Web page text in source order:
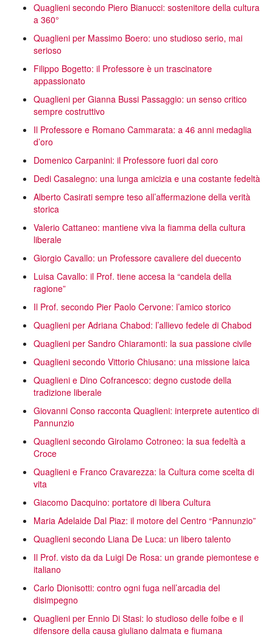
Quaglieni secondo Piero Bianucci: sostenitore della cultura
a 360°
Quaglieni per Massimo Boero: uno studioso serio, mai
serioso
Filippo Bogetto: il Professore è un trascinatore
appassionato
Quaglieni per Gianna Bussi Passaggio: un senso critico
sempre costruttivo
Il Professore e Romano Cammarata: a 46 anni medaglia
d’oro
Domenico Carpanini: il Professore fuori dal coro
Dedi Casalegno: una lunga amicizia e una costante fedeltà
Alberto Casirati sempre teso all’affermazione della verità
storica
Valerio Cattaneo: mantiene viva la fiamma della cultura
liberale
Giorgio Cavallo: un Professore cavaliere del duecento
Luisa Cavallo: il Prof. tiene accesa la “candela della
ragione”
Il Prof. secondo Pier Paolo Cervone: l’amico storico
Quaglieni per Adriana Chabod: l’allievo fedele di Chabod
Quaglieni per Sandro Chiaramonti: la sua passione civile
Quaglieni secondo Vittorio Chiusano: una missione laica
Quaglieni e Dino Cofrancesco: degno custode della
tradizione liberale
Giovanni Conso racconta Quaglieni: interprete autentico di
Pannunzio
Quaglieni secondo Girolamo Cotroneo: la sua fedeltà a
Croce
Quaglieni e Franco Cravarezza: la Cultura come scelta di
vita
Giacomo Dacquino: portatore di libera Cultura
Maria Adelaide Dal Piaz: il motore del Centro “Pannunzio”
Quaglieni secondo Liana De Luca: un libero talento
Il Prof. visto da da Luigi De Rosa: un grande piemontese e
italiano
Carlo Dionisotti: contro ogni fuga nell’arcadia del
disimpegno
Quaglieni per Ennio Di Stasi: lo studioso delle foibe e il
difensore della causa giuliano dalmata e fiumana